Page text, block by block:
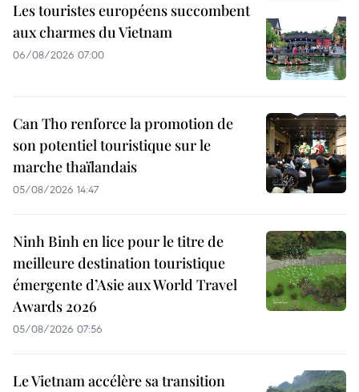
Les touristes européens succombent
aux charmes du Vietnam
06/08/2026 07:00
Can Tho renforce la promotion de
son potentiel touristique sur le
marche thaïlandais
05/08/2026 14:47
Ninh Binh en lice pour le titre de
meilleure destination touristique
émergente d’Asie aux World Travel
Awards 2026
05/08/2026 07:56
Le Vietnam accélère sa transition